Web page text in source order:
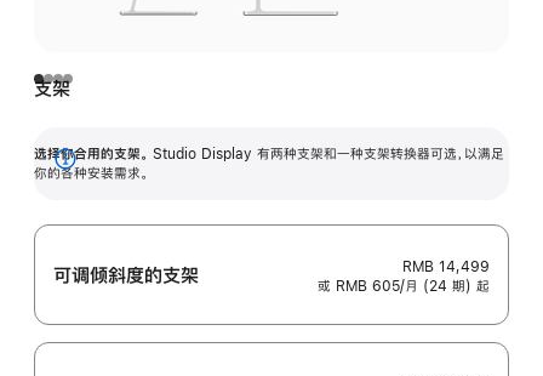
支架
选择你合用的支架。 Studio Display 有两种支架和一种支架转换器可选，以满足
你的各种安装需求。
展
可调倾斜度的支架
RMB 14,499
或 RMB 605/月 (24 期) 起